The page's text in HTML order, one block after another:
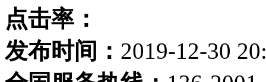
点击率：
发布时间： 2019-12-30